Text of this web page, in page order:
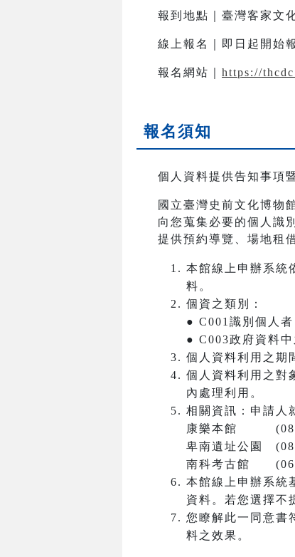
報到地點｜臺灣客家文
線上報名｜即日起開始
報名網站｜ https://
報名須知
個人資料提供告知事項
國立臺灣史前文化博物
向您蒐集必要的個人識
提供預約導覽、場地租
本館線上申辦系統
料。
個資之類別：
● C001識別個人
● C003政府資料
個人資料利用之期
個人資料利用之對
內處理利用。
相關資訊：申請人
康樂本館
卑南遺址公園
南科考古館
本館線上申辦系統
資料。若您選擇不
您瞭解此一同意書
料之效果。